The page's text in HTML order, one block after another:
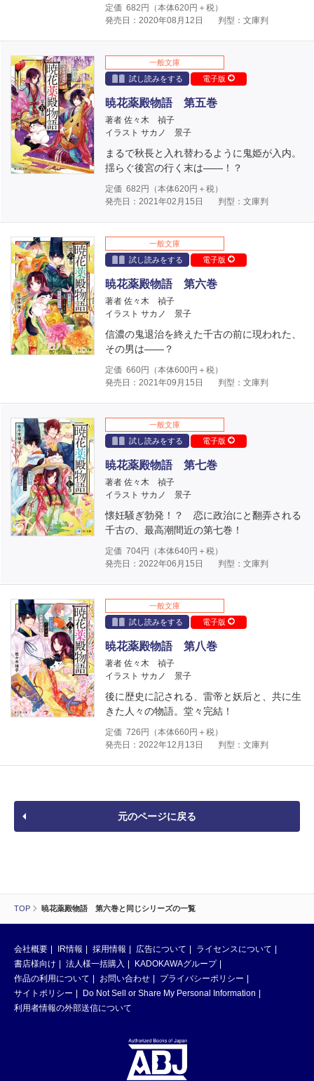
TOP 暁花薬殿物語 第六巻と同じシリーズの一覧
定価 682 円（本体620円＋税）
発売日：2020年08月12日
判型：文庫判
一般文庫
試し読みをする
電子版
暁花薬殿物語 第五巻
著者 佐々木 禎子
イラスト サカノ 景子
まるで秋長と入れ替わるように鬼姫が入内。
揺らぐ後宮の行く末は――！？
定価 682 円（本体620円＋税）
発売日：2021年02月15日
判型：文庫判
一般文庫
試し読みをする
電子版
暁花薬殿物語 第六巻
著者 佐々木 禎子
イラスト サカノ 景子
信濃の鬼退治を終えた千古の前に現われた、
その男は――？
定価 660円（本体600円＋税）
発売日：2021年09月15日
判型：文庫判
一般文庫
試し読みをする
電子版
暁花薬殿物語 第七巻
著者 佐々木 禎子
イラスト サカノ 景子
懐妊騒ぎ勃発！？ 恋に政治にと翻弄される
千古の、最高潮間近の第七巻！
定価 704円（本体640円＋税）
発売日：2022年06月15日
判型：文庫判
一般文庫
試し読みをする
電子版
暁花薬殿物語 第八巻
著者 佐々木 禎子
イラスト サカノ 景子
後に歴史に記される、雷帝と妖后と、共に生
きた人々の物語。堂々完結！
定価 726 円（本体660円＋税）
発売日：2022年12月13日
判型：文庫判
元のページに戻る
会社概要 IR情報 採用情報 広告について
ライセンスについて
書店様向け
法人様一括購入
KADOKAWAグループ
作品の利用について
お問い合わせ
プライバシーポリシー
サイトポリシー
Do Not Sell or Share My Personal Information
利用者情報の外部送信について